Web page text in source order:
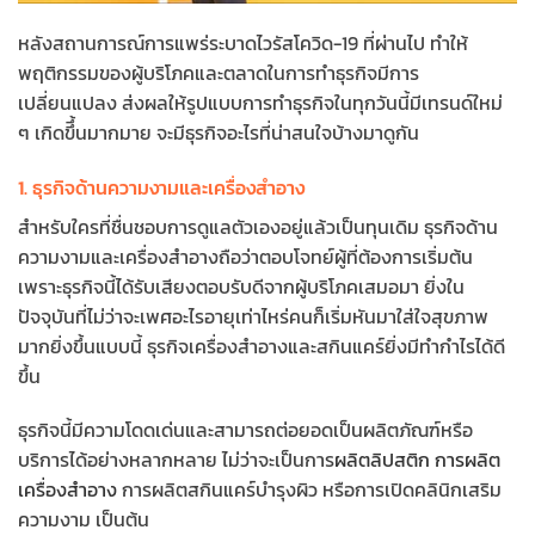
หลังสถานการณ์การแพร่ระบาดไวรัสโควิด-19 ที่ผ่านไป ทำให้
พฤติกรรมของผู้บริโภคและตลาดในการทำธุรกิจมีการ
เปลี่ยนแปลง ส่งผลให้รูปแบบการทำธุรกิจในทุกวันนี้มีเทรนด์ใหม่
ๆ เกิดขึึ้นมากมาย จะมีธุรกิจอะไรที่น่าสนใจบ้างมาดูกัน
1. ธุรกิจด้านความงามและเครื่องสำอาง
สำหรับใครที่ชื่นชอบการดูแลตัวเองอยู่แล้วเป็นทุนเดิม ธุรกิจด้าน
ความงามและเครื่องสำอางถือว่าตอบโจทย์ผู้ที่ต้องการเริ่มต้น
เพราะธุรกิจนี้ได้รับเสียงตอบรับดีจากผู้บริโภคเสมอมา ยิ่งใน
ปัจจุบันที่ไม่ว่าจะเพศอะไรอายุเท่าไหร่คนก็เริ่มหันมาใส่ใจสุขภาพ
มากยิ่งขึ้นแบบนี้ ธุรกิจเครื่องสำอางและสกินแคร์ยิ่งมีทำกำไรได้ดี
ขึ้น
ธุรกิจนี้มีความโดดเด่นและสามารถต่อยอดเป็นผลิตภัณฑ์หรือ
บริการได้อย่างหลากหลาย ไม่ว่าจะเป็นการผลิตลิปสติก การผลิต
เครื่องสำอางการผลิตสกินแคร์บำรุงผิว หรือการเปิดคลินิกเสริม
ความงาม เป็นต้น